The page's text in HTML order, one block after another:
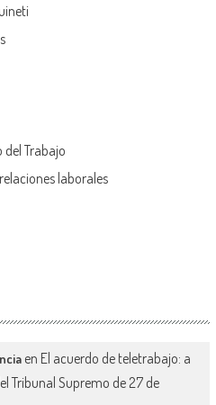
del Trabajo
laborales
en El acuerdo de teletrabajo: a
Tribunal Supremo de 27 de